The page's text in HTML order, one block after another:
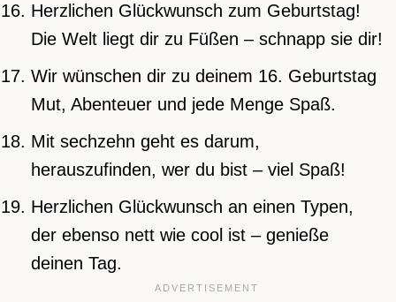
Herzlichen Glückwunsch zum Geburtstag!
Die Welt liegt dir zu Füßen – schnapp sie dir!
Wir wünschen dir zu deinem 16. Geburtstag
Mut, Abenteuer und jede Menge Spaß.
Mit sechzehn geht es darum,
herauszufinden, wer du bist – viel Spaß!
Herzlichen Glückwunsch an einen Typen,
der ebenso nett wie cool ist – genieße
deinen Tag.